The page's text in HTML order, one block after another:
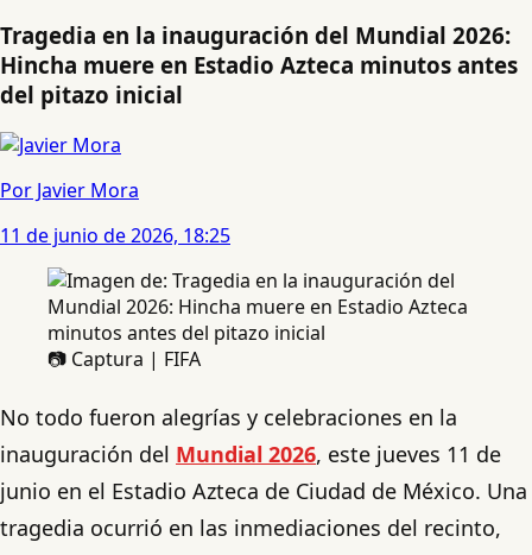
Tragedia en la inauguración del Mundial 2026:
Hincha muere en Estadio Azteca minutos antes
del pitazo inicial
Por Javier Mora
11 de junio de 2026, 18:25
📷 Captura | FIFA
No todo fueron alegrías y celebraciones en la
inauguración del Mundial 2026, este jueves 11 de
junio en el Estadio Azteca de Ciudad de México. Una
tragedia ocurrió en las inmediaciones del recinto,